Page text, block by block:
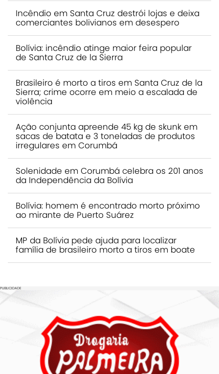
Incêndio em Santa Cruz destrói lojas e deixa
comerciantes bolivianos em desespero
Bolívia: incêndio atinge maior feira popular
de Santa Cruz de la Sierra
Brasileiro é morto a tiros em Santa Cruz de la
Sierra; crime ocorre em meio a escalada de
violência
Ação conjunta apreende 45 kg de skunk em
sacas de batata e 3 toneladas de produtos
irregulares em Corumbá
Solenidade em Corumbá celebra os 201 anos
da Independência da Bolívia
Bolívia: homem é encontrado morto próximo
ao mirante de Puerto Suárez
MP da Bolívia pede ajuda para localizar
família de brasileiro morto a tiros em boate
PUBLICIDADE